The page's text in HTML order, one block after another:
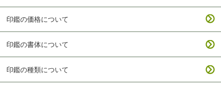
印鑑の価格について
印鑑の書体について
印鑑の種類について